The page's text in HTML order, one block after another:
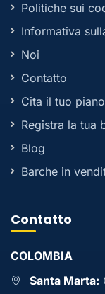
Politiche sui
Informativa
Noi
Contatto
Cita il tuo piano
Registra la tua
Blog
Barche in
Contatto
COLOMBIA
Santa Marta: